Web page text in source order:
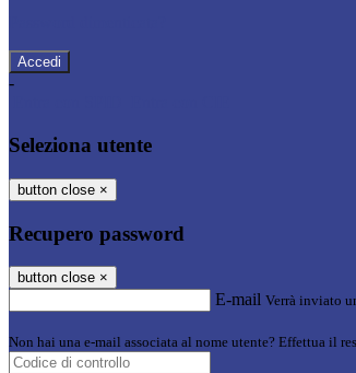
-
Seleziona utente
button close ×
Recupero password
button close ×
E-mail Verrà inviato
Non hai una e-mail associata al nome utente? Effettua il